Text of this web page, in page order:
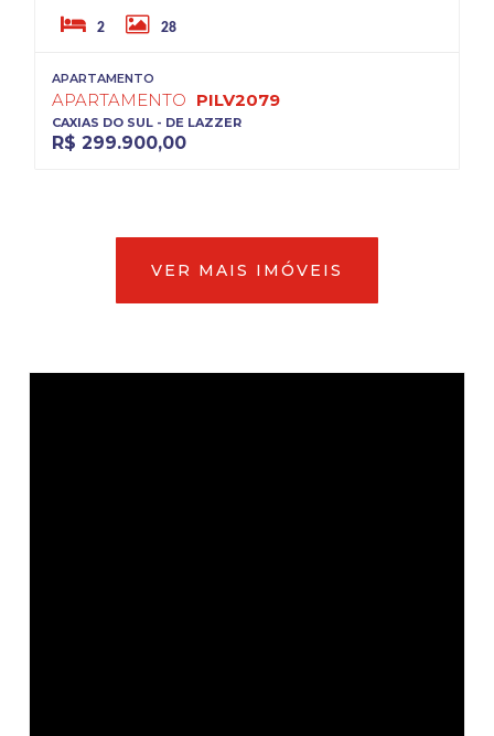
2 28
APARTAMENTO
APARTAMENTO PILV2079
CAXIAS DO SUL - DE LAZZER
R$ 299.900,00
VER MAIS IMÓVEIS